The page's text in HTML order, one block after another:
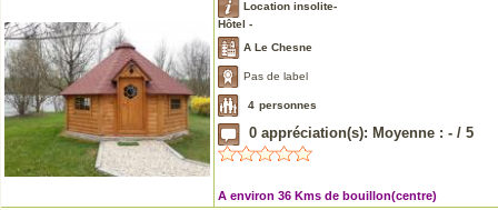
Location insolite-
Hôtel -
A Le Chesne
Pas de label
4 personnes
0 appréciation(s): Moyenne : - / 5
A environ 36 Kms de bouillon(centre)